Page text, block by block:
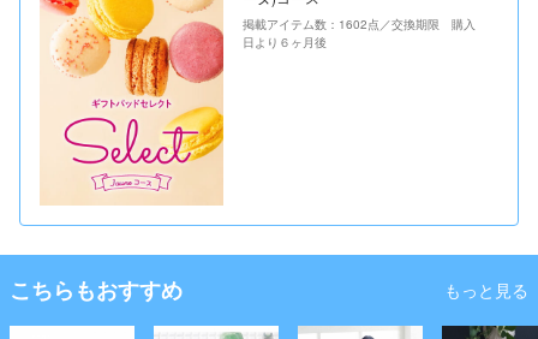
掲載アイテム数：1602点／交換期限 購入
日より６ヶ月後
こちらもおすすめ もっと見る